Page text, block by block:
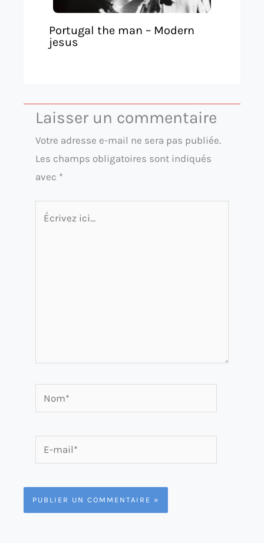
Portugal the man – Modern
jesus
Laisser un commentaire
Votre adresse e-mail ne sera pas publiée.
Les champs obligatoires sont indiqués
avec *
Écrivez
Nom*
mail*